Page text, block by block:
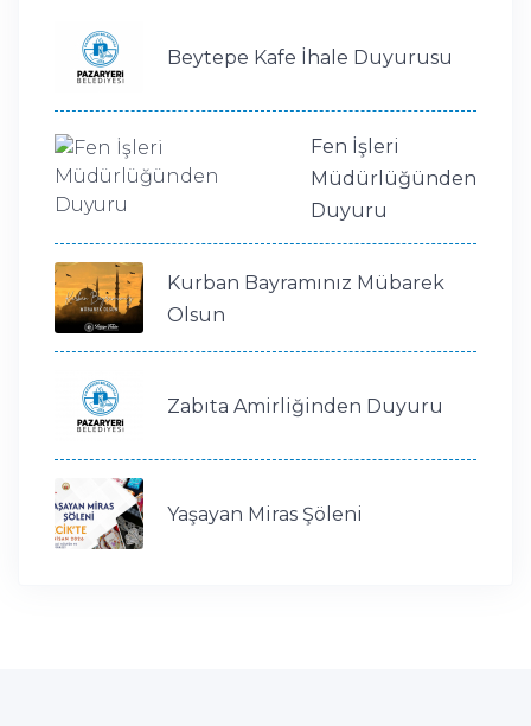
Beytepe Kafe İhale Duyurusu
Fen İşleri
Müdürlüğünden
Duyuru
Kurban Bayramınız Mübarek
Olsun
Zabıta Amirliğinden Duyuru
Yaşayan Miras Şöleni